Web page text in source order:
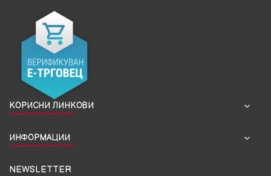
КОРИСНИ ЛИНКОВИ
ИНФОРМАЦИИ
NEWSLETTER